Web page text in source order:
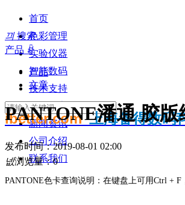
首页
色彩管理
实验仪器
智能数码
技术支持
知识分享
新闻资讯
公司介绍
联系我们
끠 搜索
产品 ꀁ
产品
文章
ibetter.com 上海备得数码
PANTONE潘通 胶
发布时间：2019-08-01 02:00
넶浏览量：0
PANTONE色卡查询说明：在键盘上可用Ctrl +